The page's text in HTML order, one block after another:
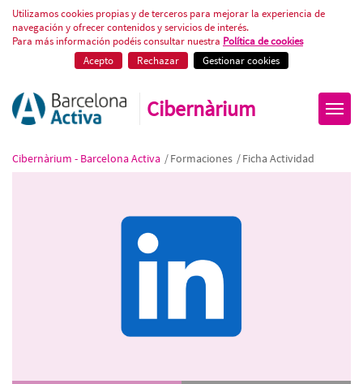
Cómo explotar todo el
Utilizamos cookies propias y de terceros para mejorar la experiencia de
navegación y ofrecer contenidos y servicios de interés.
Para más información podéis consultar nuestra Política de cookies
Acepto
Rechazar Gestionar cookies
Cibernàrium
Cibernàrium - Barcelona Activa /Formaciones /Ficha Actividad